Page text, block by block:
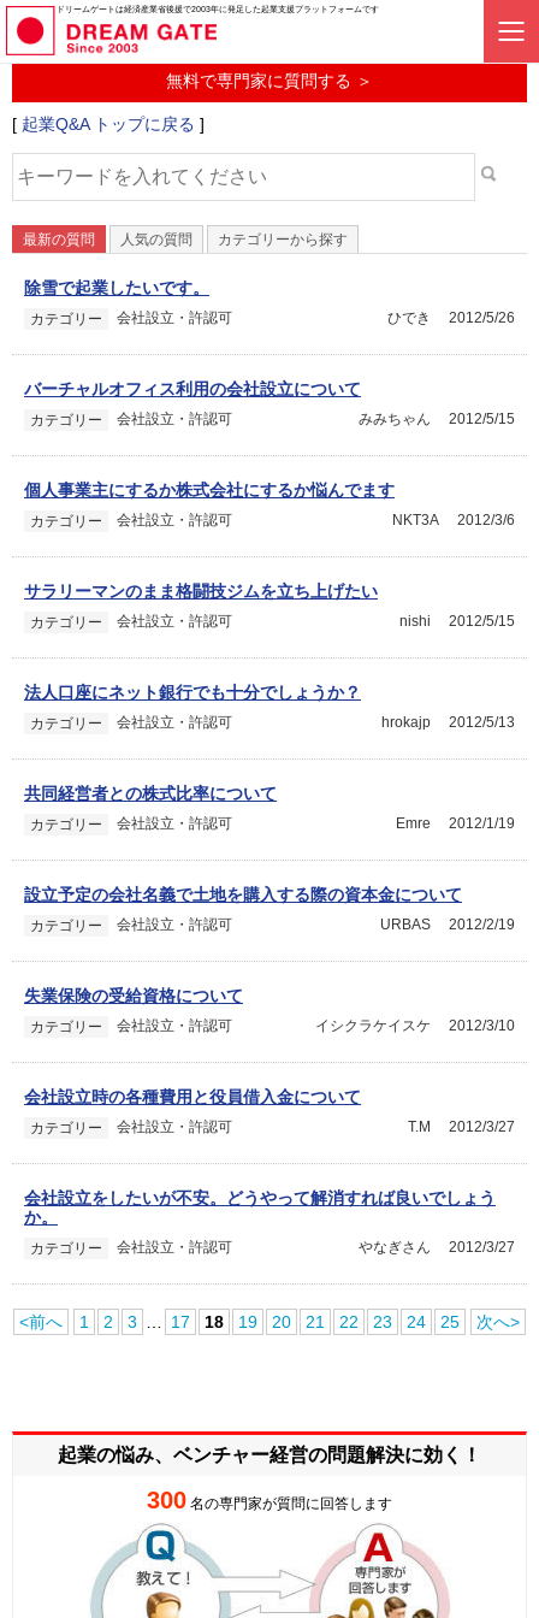
ドリームゲートは経済産業省後援で2003年に発足した起業支援プラットフォームです
起業に関するみんなの質問投稿サービス
起業Q&A
無料で専門家に質問する ＞
[ 起業Q&A トップに戻る ]
最新の質問 人気の質問 カテゴリーから探す
除雪で起業したいです。
カテゴリー 会社設立・許認可 2012/5/26
ひでき
バーチャルオフィス利用の会社設立について
カテゴリー 会社設立・許認可 2012/5/15
みみちゃん
個人事業主にするか株式会社にするか悩んでます
カテゴリー 会社設立・許認可 2012/3/6
NKT3A
サラリーマンのまま格闘技ジムを立ち上げたい
カテゴリー 会社設立・許認可 2012/5/15
nishi
法人口座にネット銀行でも十分でしょうか？
カテゴリー 会社設立・許認可 2012/5/13
hrokajp
共同経営者との株式比率について
カテゴリー 会社設立・許認可 2012/1/19
Emre
設立予定の会社名義で土地を購入する際の資本金について
カテゴリー 会社設立・許認可 2012/2/19
URBAS
失業保険の受給資格について
カテゴリー 会社設立・許認可 2012/3/10
イシクラケイスケ
会社設立時の各種費用と役員借入金について
カテゴリー 会社設立・許認可 2012/3/27
T.M
会社設立をしたいが不安。どうやって解消すれば良いでしょう
か。
カテゴリー 会社設立・許認可 2012/3/27
やなぎさん
<前へ 1 2 3 17 18 19 20 21 22 23 24 25 次へ>
起業の悩み、ベンチャー経営の問題解決に効く！
300 名の専門家が質問に回答します